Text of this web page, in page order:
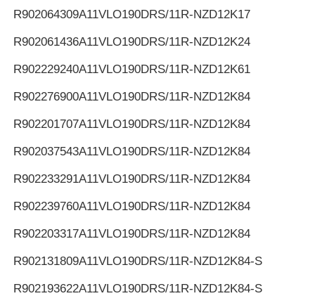
R902064309A11VLO190DRS/11R-NZD12K17
R902061436A11VLO190DRS/11R-NZD12K24
R902229240A11VLO190DRS/11R-NZD12K61
R902276900A11VLO190DRS/11R-NZD12K84
R902201707A11VLO190DRS/11R-NZD12K84
R902037543A11VLO190DRS/11R-NZD12K84
R902233291A11VLO190DRS/11R-NZD12K84
R902239760A11VLO190DRS/11R-NZD12K84
R902203317A11VLO190DRS/11R-NZD12K84
R902131809A11VLO190DRS/11R-NZD12K84-S
R902193622A11VLO190DRS/11R-NZD12K84-S